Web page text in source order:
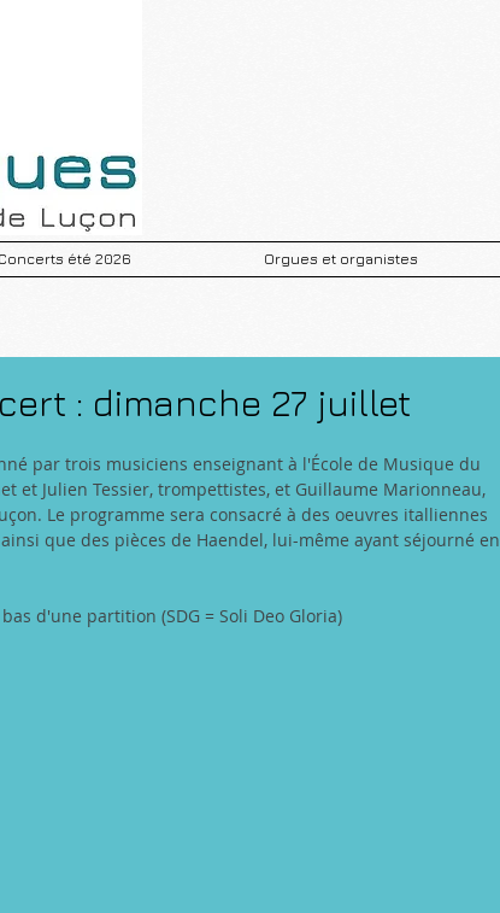
Concerts été 2026 Orgues et organistes
: dimanche 27 juillet
par trois musiciens enseignant à l'École de Musique du
et Julien Tessier, trompettistes, et Guillaume Marionneau,
Le programme sera consacré à des oeuvres italliennes
que des pièces de Haendel, lui-même ayant séjourné en
d'une partition (SDG = Soli Deo Gloria)